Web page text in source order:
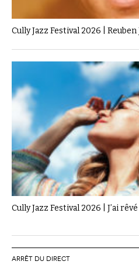
Cully Jazz Festival 2026 | Reuben
Cully Jazz Festival 2026 | J’ai
ARRÊT DU DIRECT